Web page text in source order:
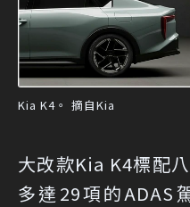
Kia K4。 摘自Kia
大改款Kia K4標配
多達29項的ADAS